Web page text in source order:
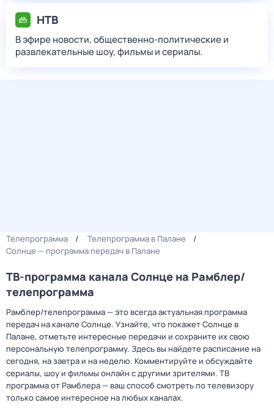
НТВ
В эфире новости, общественно-политические и
развлекательные шоу, фильмы и сериалы.
Телепрограмма
Телепрограмма в Палане
Солнце — программа передач в Палане
ТВ-программа канала Солнце на Рамблер/
телепрограмма
Рамблер/телепрограмма — это всегда актуальная программа
передач на канале Солнце. Узнайте, что покажет Солнце в
Палане, отметьте интересные передачи и сохраните их свою
персональную телепрограмму. Здесь вы найдете расписание на
сегодня, на завтра и на неделю. Комментируйте и обсуждайте
сериалы, шоу и фильмы онлайн с другими зрителями. ТВ
программа от Рамблера — ваш способ смотреть по телевизору
только самое интересное на любых каналах.